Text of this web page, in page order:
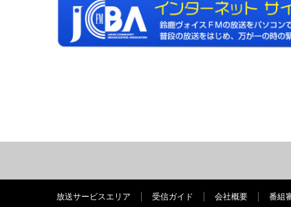
放送サービスエリア 受信ガイド 会社概要 番組